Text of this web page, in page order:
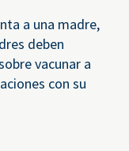
a una madre,
deben
vacunar a
con su